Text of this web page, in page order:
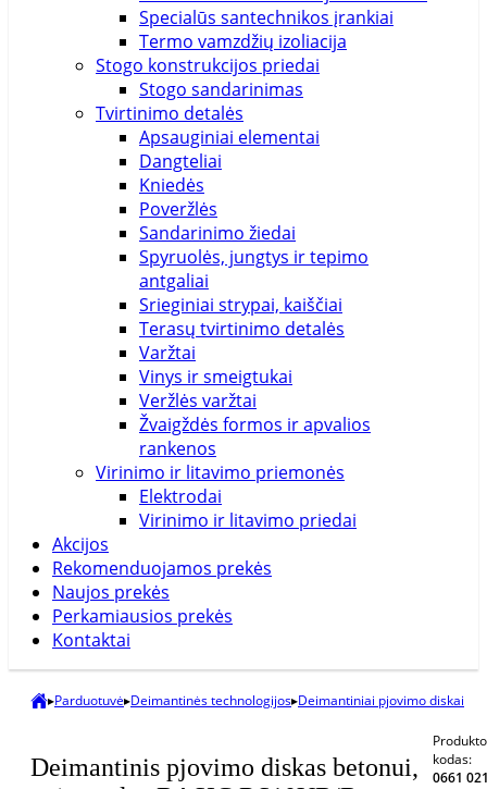
Specialūs santechnikos įrankiai
Termo vamzdžių izoliacija
Stogo konstrukcijos priedai
Stogo sandarinimas
Tvirtinimo detalės
Apsauginiai elementai
Dangteliai
Kniedės
Poveržlės
Sandarinimo žiedai
Spyruolės, jungtys ir tepimo
antgaliai
Srieginiai strypai, kaiščiai
Terasų tvirtinimo detalės
Varžtai
Vinys ir smeigtukai
Veržlės varžtai
Žvaigždės formos ir apvalios
rankenos
Virinimo ir litavimo priemonės
Elektrodai
Virinimo ir litavimo priedai
Akcijos
Rekomenduojamos prekės
Naujos prekės
Perkamiausios prekės
Kontaktai
▸Parduotuvė▸Deimantinės technologijos▸Deimantiniai pjovimo diskai
Deimantinis pjovimo diskas betonui,
Produkto
kodas:
0661